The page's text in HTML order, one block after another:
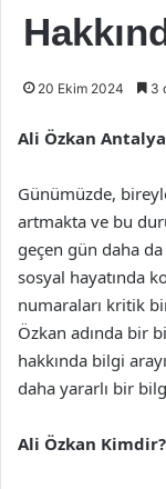
20 Ekim 2024 3
Ali Özkan
Günümüzde,
artmakta ve bu
geçen gün daha
sosyal hayatında
numaraları kritik
Özkan adında bir
hakkında bilgi
daha yararlı bir
Ali Özkan Kimdir?